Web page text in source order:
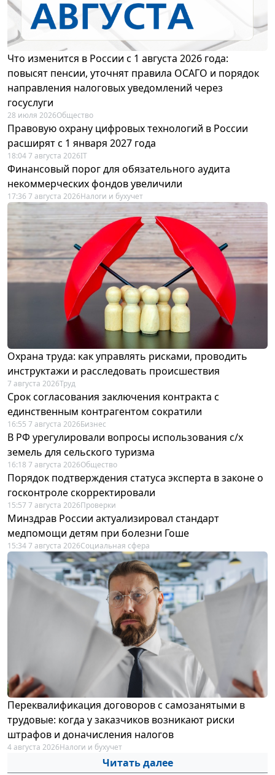
Что изменится в России с 1 августа 2026 года:
повысят пенсии, уточнят правила ОСАГО и порядок
направления налоговых уведомлений через
госуслуги
28 июля 2026Общество
Правовую охрану цифровых технологий в России
расширят с 1 января 2027 года
18:04 7 августа 2026IT
Финансовый порог для обязательного аудита
некоммерческих фондов увеличили
17:36 7 августа 2026Налоги и бухучет
Охрана труда: как управлять рисками, проводить
инструктажи и расследовать происшествия
7 августа 2026Труд
Срок согласования заключения контракта с
единственным контрагентом сократили
16:55 7 августа 2026Бизнес
В РФ урегулировали вопросы использования с/х
земель для сельского туризма
16:18 7 августа 2026Общество
Порядок подтверждения статуса эксперта в законе о
госконтроле скорректировали
15:57 7 августа 2026Проверки
Минздрав России актуализировал стандарт
медпомощи детям при болезни Гоше
15:34 7 августа 2026Социальная сфера
Переквалификация договоров с самозанятыми в
трудовые: когда у заказчиков возникают риски
штрафов и доначисления налогов
4 августа 2026Налоги и бухучет
Читать далее